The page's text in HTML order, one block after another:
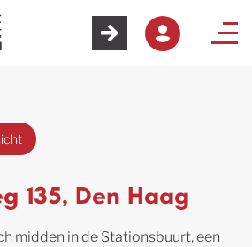
135, Den Haag
midden in de Stationsbuurt, een